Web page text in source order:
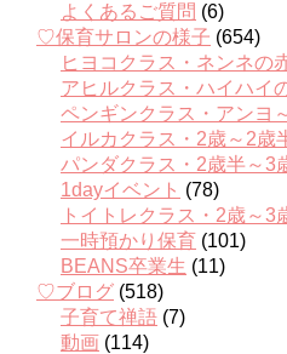
よくあるご質問 (6)
♡保育サロンの様子 (654)
ヒヨコクラス・ネンネの
アヒルクラス・ハイハイ
ペンギンクラス・アンヨ
イルカクラス・2歳～2歳
パンダクラス・2歳半～3
1dayイベント (78)
トイトレクラス・2歳～3
一時預かり保育 (101)
BEANS卒業生 (11)
♡ブログ (518)
子育て禅語 (7)
動画 (114)